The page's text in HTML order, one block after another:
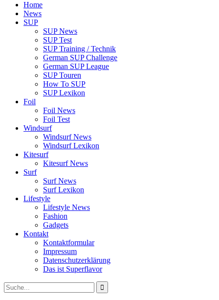
Home
News
SUP
SUP News
SUP Test
SUP Training / Technik
German SUP Challenge
German SUP League
SUP Touren
How To SUP
SUP Lexikon
Foil
Foil News
Foil Test
Windsurf
Windsurf News
Windsurf Lexikon
Kitesurf
Kitesurf News
Surf
Surf News
Surf Lexikon
Lifestyle
Lifestyle News
Fashion
Gadgets
Kontakt
Kontaktformular
Impressum
Datenschutzerklärung
Das ist Superflavor